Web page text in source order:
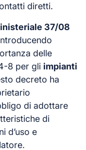
diretti.
37/08
delle
8 per gli impianti
decreto ha
di adottare
di
d’uso e